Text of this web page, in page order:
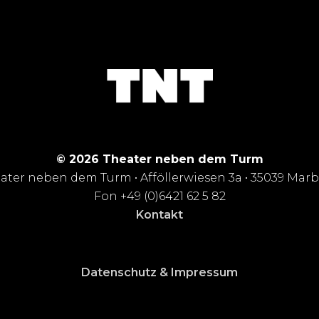
© 2026 Theater neben dem Turm
neben dem Turm • Afföllerwiesen 3a • 35039
Fon +49 (0)6421 62 5 82
Kontakt
Datenschutz & Impressum